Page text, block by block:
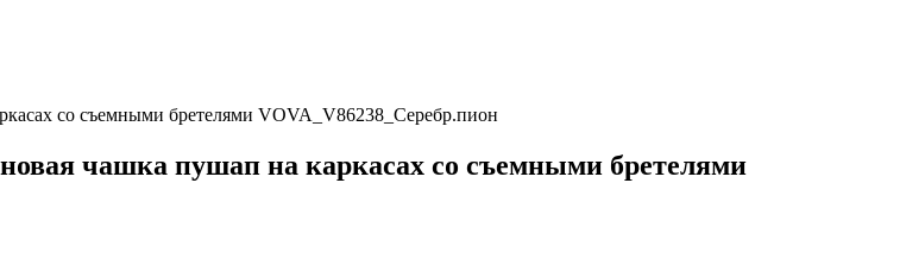
со съемными бретелями VOVA_V86238_Серебр.пион
чашка пушап на каркасах со съемными бретелями